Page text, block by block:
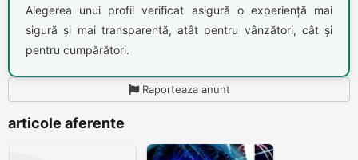
Alegerea unui profil verificat asigură o experiență mai
sigură și mai transparentă, atât pentru vânzători, cât și
pentru cumpărători.
Raporteaza anunt
articole aferente